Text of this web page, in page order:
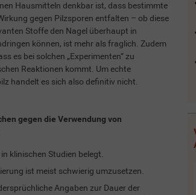
Hausmitteln denkbar ist, dass bestimmte
gegen Pilzsporen entfalten – ob diese
Stoffe den Nagel überhaupt in
können, ist mehr als fraglich. Zudem
es bei solchen „Experimenten“ zu
Reaktionen kommt. Um echte
handelt es sich also definitiv nicht.
gegen die Verwendung von
klinischen Studien belegt.
ist meist schwierig umzusetzen.
Angaben zur Dauer der